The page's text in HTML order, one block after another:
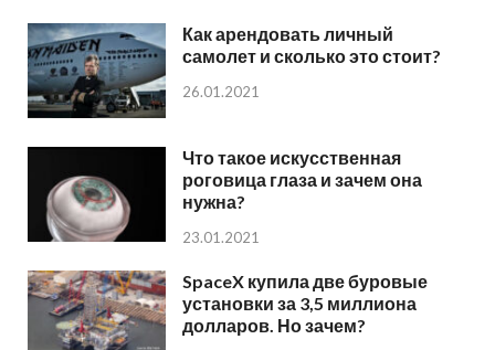
Как арендовать личный
самолет и сколько это стоит?
26.01.2021
Что такое искусственная
роговица глаза и зачем она
нужна?
23.01.2021
SpaceX купила две буровые
установки за 3,5 миллиона
долларов. Но зачем?